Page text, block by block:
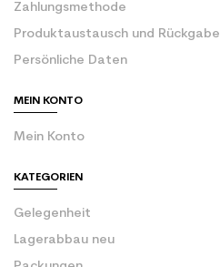
Zahlungsmethode
Produktaustausch und Rückgabe
Persönliche Daten
MEIN KONTO
Mein Konto
KATEGORIEN
Gelegenheit
Lagerabbau neu